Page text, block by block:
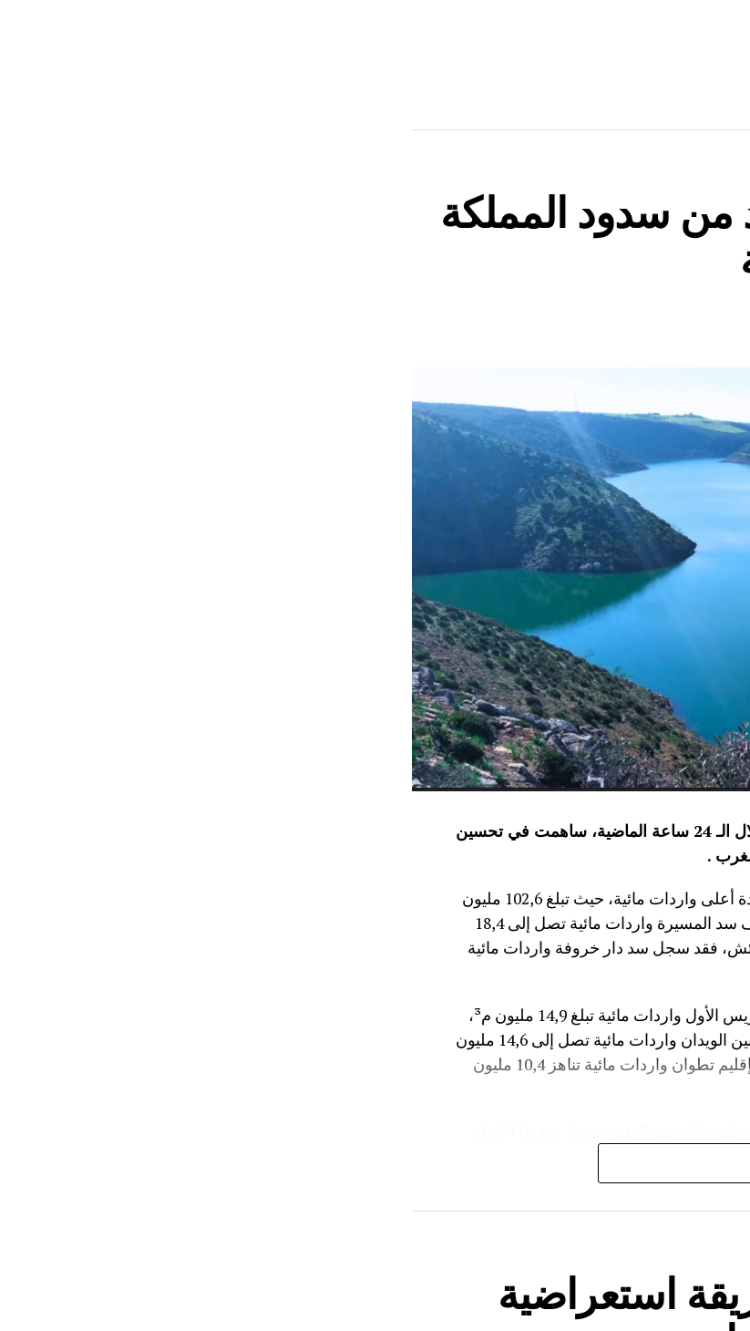
من سدود المملكة
عرفت الموارد المائية بعدد من سدود المملكة ارتفاعا خلال الـ 24 ساعة الماضية، ساهمت في تحسين
.
وأفاد موقع الماديالنا انه “في إقليم تاونات، سجل سد الوحدة أعلى واردات مائية، حيث تبلغ 102,6 مليون
م³، لترتفع نسبة ملئه إلى 71,4%.،وفي إقليم سطات، عرف سد المسيرة واردات مائية تصل إلى 18,4
في إقليم العرائش، فقد سجل سد دار خروفة واردات مائية
وأضاف المصدر نفسه انه “في إقليم تاونات، سجل سد إدريس الأول واردات مائية تبلغ 14,9 مليون م³،
مع بلوغ نسبة الملء 56,2%.،وفي إقليم أزيلال، عرف سد بين الويدان واردات مائية تصل إلى 14,6 مليون
م³، لترتفع نسبة ملئه إلى 36,6%.،كما سجل سد الخروب بإقليم تطوان واردات مائية تناهز 10,4 مليون
استعراضية